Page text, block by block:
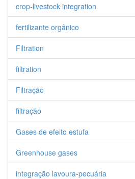
crop-livestock integration
fertilizante orgânico
Filtration
filtration
Filtração
filtração
Gases de efeito estufa
Greenhouse gases
integração lavoura-pecuária